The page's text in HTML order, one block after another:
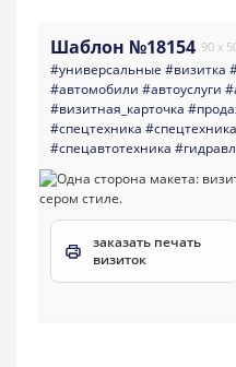
Шаблон №18154 90 x
#универсальные #визитка
#автомобили #автоуслуги
#визитная_карточка
#спецтехника
#спецавтотехника
заказать печать
визиток